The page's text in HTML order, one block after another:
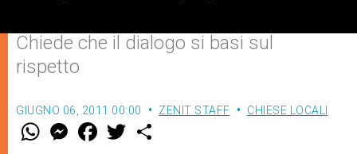
Chiede che il dialogo si basi sul
rispetto
GIUGNO 06, 2011 00:00 ZENIT STAFF CHIESE LOCALI
W M
e
F
a w